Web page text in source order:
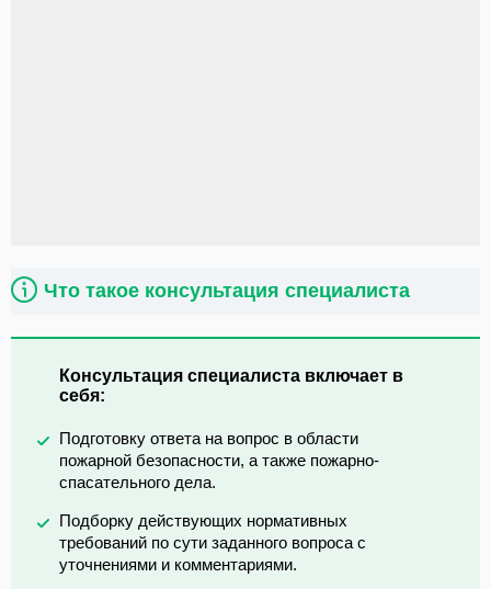
Что такое консультация специалиста
Консультация специалиста включает в
себя:
Подготовку ответа на вопрос в области
пожарной безопасности, а также пожарно-
спасательного дела.
Подборку действующих нормативных
требований по сути заданного вопроса с
уточнениями и комментариями.